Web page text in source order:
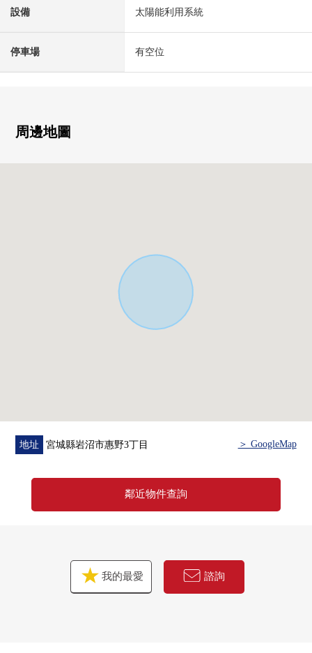
設備 太陽能利用系統
停車場 有空位
周邊地圖
地址 宮城縣岩沼市惠野3丁目 ＞ GoogleMap
鄰近物件查詢
我的最愛 諮詢